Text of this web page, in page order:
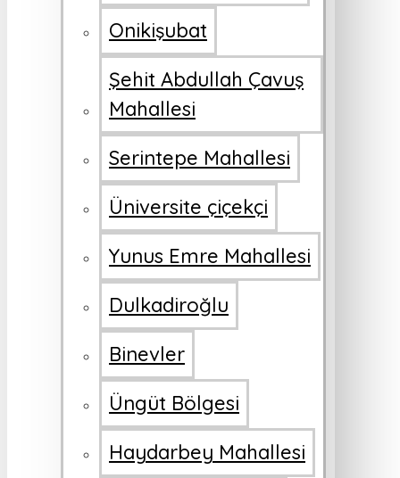
Onikişubat
Şehit Abdullah Çavuş
Mahallesi
Serintepe Mahallesi
Üniversite çiçekçi
Yunus Emre Mahallesi
Dulkadiroğlu
Binevler
Üngüt Bölgesi
Haydarbey Mahallesi